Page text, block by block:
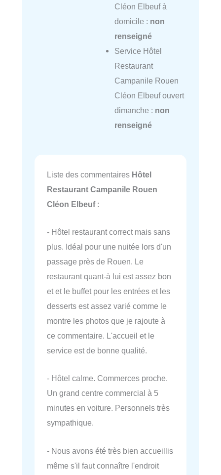
Cléon Elbeuf à
domicile : non
renseigné
Service Hôtel
Restaurant
Campanile Rouen
Cléon Elbeuf ouvert
dimanche : non
renseigné
Liste des commentaires Hôtel
Restaurant Campanile Rouen
Cléon Elbeuf:
- Hôtel restaurant correct mais sans
plus. Idéal pour une nuitée lors d'un
passage près de Rouen. Le
restaurant quant-à lui est assez bon
et et le buffet pour les entrées et les
desserts est assez varié comme le
montre les photos que je rajoute à
ce commentaire. L'accueil et le
service est de bonne qualité.
- Hôtel calme. Commerces proche.
Un grand centre commercial à 5
minutes en voiture. Personnels très
sympathique.
- Nous avons été très bien accueillis
même s'il faut connaître l'endroit